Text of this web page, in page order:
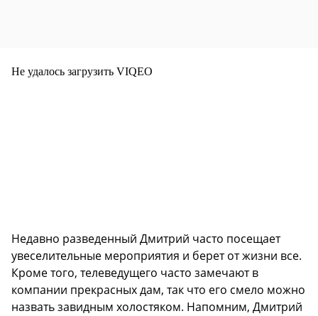
Не удалось загрузить VIQEO
Недавно разведенный Дмитрий часто посещает
увеселительные мероприятия и берет от жизни все.
Кроме того, телеведущего часто замечают в
компании прекрасных дам, так что его смело можно
назвать завидным холостяком. Напомним, Дмитрий